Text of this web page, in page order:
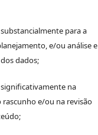
para a
e/ou análise e
dados;
na
rascunho e/ou na revisão